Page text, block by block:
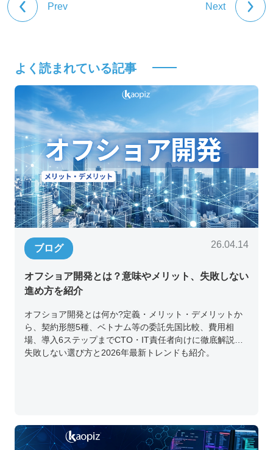
Prev Next
よく読まれている記事
ブログ 26.04.14
オフショア開発とは？意味やメリット、失敗しない
進め方を紹介
オフショア開発とは何か?定義・メリット・デメリットか
ら、契約形態5種、ベトナム等の委託先国比較、費用相
場、導入6ステップまでCTO・IT責任者向けに徹底解説。
失敗しない選び方と2026年最新トレンドも紹介。